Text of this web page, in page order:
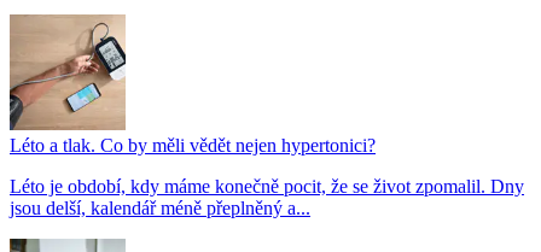
Léto a tlak. Co by měli vědět nejen hypertonici?
Léto je období, kdy máme konečně pocit, že se život zpomalil. Dny
jsou delší, kalendář méně přeplněný a...